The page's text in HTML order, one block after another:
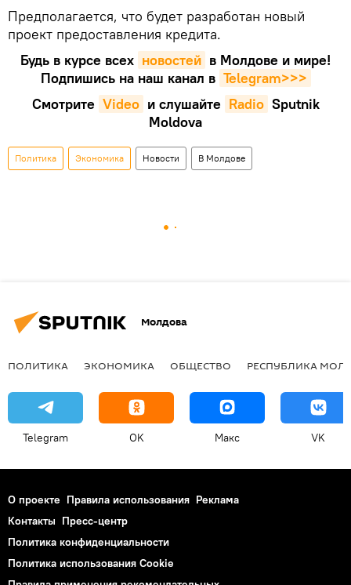
Предполагается, что будет разработан новый
проект предоставления кредита.
Будь в курсе всех новостей в Молдове и мире!
Подпишись на наш канал в Telegram>>>
Смотрите Video и слушайте Radio Sputnik
Moldova
Политика Экономика Новости В Молдове
Молдова
ПОЛИТИКА ЭКОНОМИКА ОБЩЕСТВО РЕСПУБЛИКА
Telegram OK Макс VK
О проекте Правила использования Реклама
Контакты Пресс-центр
Политика конфиденциальности
Политика использования Cookie